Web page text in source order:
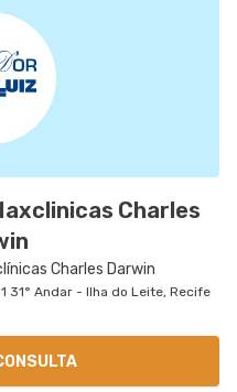
Charles
Charles Darwin
31° Andar - Ilha do Leite, Recife